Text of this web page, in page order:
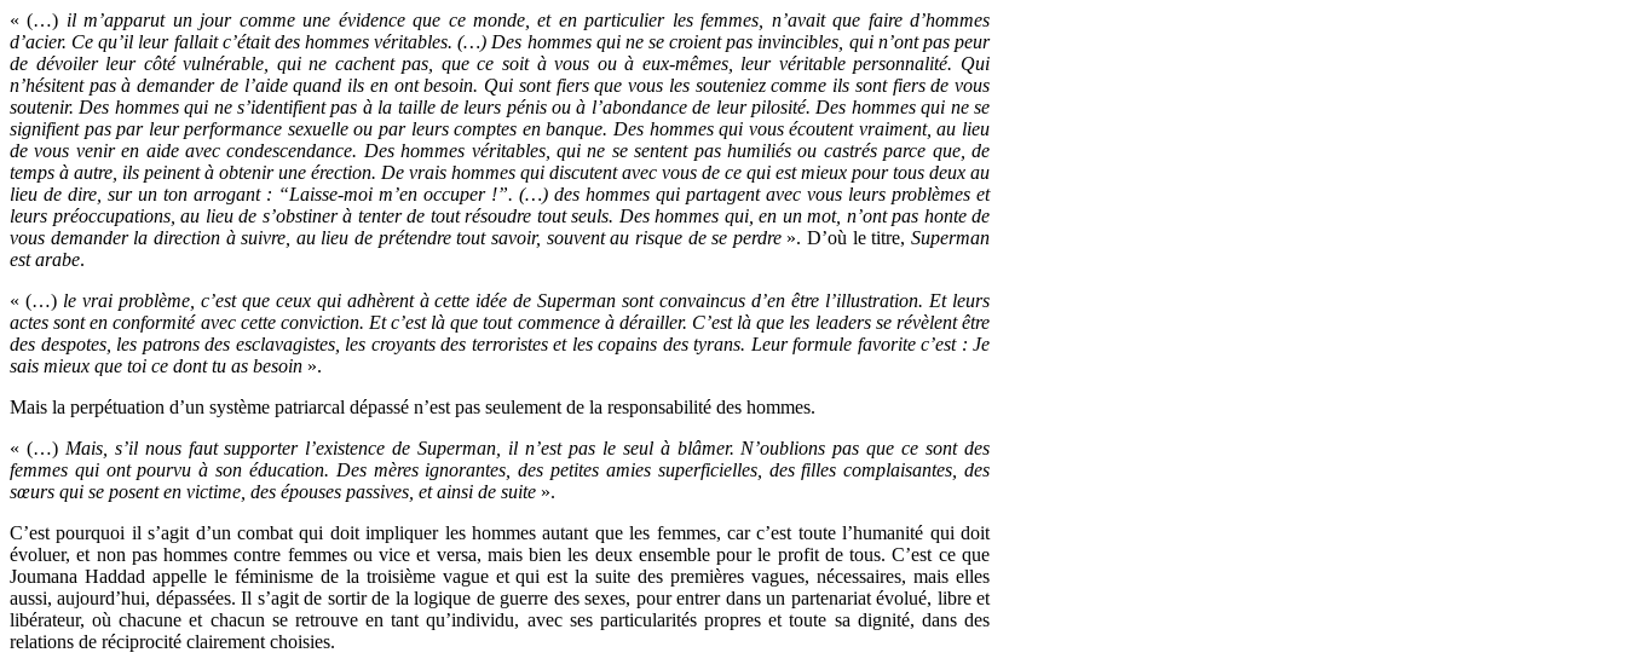
« (…) il m’apparut un jour comme une évidence que ce monde, et en particulier les femmes, n’avait que faire d’hommes
d’acier. Ce qu’il leur fallait c’était des hommes véritables. (…) Des hommes qui ne se croient pas invincibles, qui n’ont pas peur
de dévoiler leur côté vulnérable, qui ne cachent pas, que ce soit à vous ou à eux-mêmes, leur véritable personnalité. Qui
n’hésitent pas à demander de l’aide quand ils en ont besoin. Qui sont fiers que vous les souteniez comme ils sont fiers de vous
soutenir. Des hommes qui ne s’identifient pas à la taille de leurs pénis ou à l’abondance de leur pilosité. Des hommes qui ne se
signifient pas par leur performance sexuelle ou par leurs comptes en banque. Des hommes qui vous écoutent vraiment, au lieu
de vous venir en aide avec condescendance. Des hommes véritables, qui ne se sentent pas humiliés ou castrés parce que, de
temps à autre, ils peinent à obtenir une érection. De vrais hommes qui discutent avec vous de ce qui est mieux pour tous deux au
lieu de dire, sur un ton arrogant : “Laisse-moi m’en occuper !”. (…) des hommes qui partagent avec vous leurs problèmes et
leurs préoccupations, au lieu de s’obstiner à tenter de tout résoudre tout seuls. Des hommes qui, en un mot, n’ont pas honte de
vous demander la direction à suivre, au lieu de prétendre tout savoir, souvent au risque de se perdre». D’où le titre,Superman
est arabe.
« (…) le vrai problème, c’est que ceux qui adhèrent à cette idée de Superman sont convaincus d’en être l’illustration. Et leurs
actes sont en conformité avec cette conviction. Et c’est là que tout commence à dérailler. C’est là que les leaders se révèlent être
des despotes, les patrons des esclavagistes, les croyants des terroristes et les copains des tyrans. Leur formule favorite c’est : Je
sais mieux que toi ce dont tu as besoin ».
Mais la perpétuation d’un système patriarcal dépassé n’est pas seulement de la responsabilité des hommes.
« (…) Mais, s’il nous faut supporter l’existence de Superman, il n’est pas le seul à blâmer. N’oublions pas que ce sont des
femmes qui ont pourvu à son éducation. Des mères ignorantes, des petites amies superficielles, des filles complaisantes, des
sœurs qui se posent en victime, des épouses passives, et ainsi de suite ».
C’est pourquoi il s’agit d’un combat qui doit impliquer les hommes autant que les femmes, car c’est toute l’humanité qui doit
évoluer, et non pas hommes contre femmes ou vice et versa, mais bien les deux ensemble pour le profit de tous. C’est ce que
Joumana Haddad appelle le féminisme de la troisième vague et qui est la suite des premières vagues, nécessaires, mais elles
aussi, aujourd’hui, dépassées. Il s’agit de sortir de la logique de guerre des sexes, pour entrer dans un partenariat évolué, libre et
libérateur, où chacune et chacun se retrouve en tant qu’individu, avec ses particularités propres et toute sa dignité, dans des
relations de réciprocité clairement choisies.